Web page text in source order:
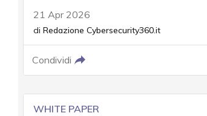
21 Apr 2026
di Redazione Cybersecurity360.it
Condividi
WHITE PAPER